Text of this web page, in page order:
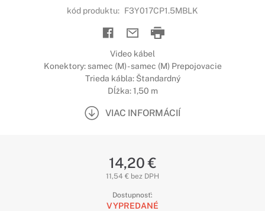
kód produktu: F3Y017CP1.5MBLK
Video kábel
Konektory: samec (M) - samec (M) Prepojovacie
Trieda kábla: Štandardný
Dĺžka: 1,50 m
VIAC INFORMÁCIÍ
14,20 €
11,54 € bez DPH
Dostupnosť:
VYPREDANÉ